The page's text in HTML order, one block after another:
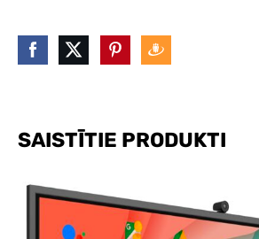
SAISTĪTIE PRODUKTI